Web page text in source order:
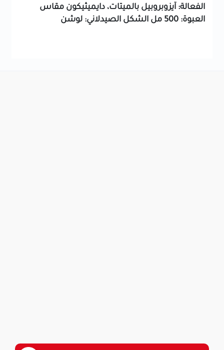
الفعالة: آيزوبروبيل بالميتات، دايميثيكون مقاس
العبوة: 500 مل الشكل الصيدلاني: لوشن